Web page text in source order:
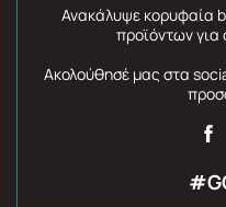
Ανακάλυψε κορυφαία
προϊόντων για
Ακολούθησέ μας στα